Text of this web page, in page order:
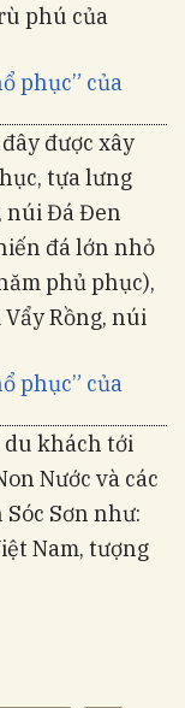
phú của
được xây
tựa lưng
núi Đá Đen
đá lớn nhỏ
phủ phục),
Rồng, núi
du khách tới
Nước và các
Sơn như:
Nam, tượng